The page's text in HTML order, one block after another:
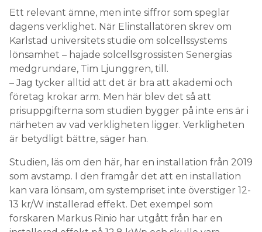
Ett relevant ämne, men inte siffror som speglar
dagens verklighet. När Elinstallatören skrev om
Karlstad universitets studie om solcellssystems
lönsamhet – hajade solcellsgrossisten Senergias
medgrundare, Tim Ljunggren, till.
– Jag tycker alltid att det är bra att akademi och
företag krokar arm. Men här blev det så att
prisuppgifterna som studien bygger på inte ens är i
närheten av vad verkligheten ligger. Verkligheten
är betydligt bättre, säger han.
Studien, läs om den här, har en installation från 2019
som avstamp. I den framgår det att en installation
kan vara lönsam, om systempriset inte överstiger 12-
13 kr/W installerad effekt. Det exempel som
forskaren Markus Rinio har utgått från har en